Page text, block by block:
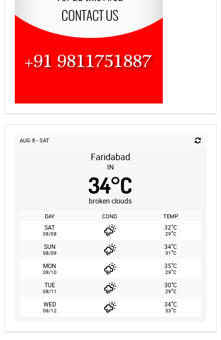
AUG 8 - SAT
Faridabad
IN
34°C
broken clouds
DAY COND. TEMP.
SAT
08/08
32°C
29°C
SUN
08/09
34°C
31°C
MON
08/10
35°C
29°C
TUE
08/11
30°C
29°C
WED
08/12
34°C
33°C